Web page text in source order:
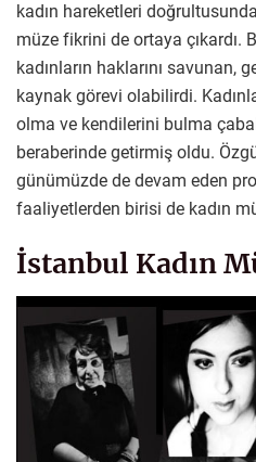
kadın hareketleri
müze fikrini de ortaya çıkardı.
kadınların haklarını savunan,
kaynak görevi olabilirdi.
olma ve kendilerini bulma
beraberinde getirmiş oldu.
günümüzde de devam eden
faaliyetlerden birisi de kadın
İstanbul Kadın